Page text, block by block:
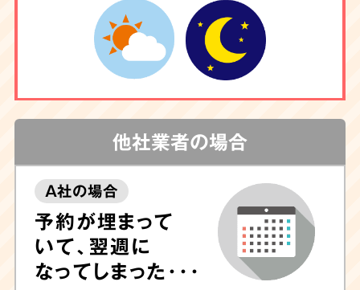
害虫駆除
しつこい汚れや臭いが気になる場合は清掃後に
除菌や脱臭、ハウスクリーニングも可能ですの
で、ぜひお任せ下さい。
専門的なノウハウに長
けたプロのスタッフが専門機器・特殊洗剤を用
他社業者の場合
A社の場合
予約が埋まって
いて、翌週に
なってしまった･･･